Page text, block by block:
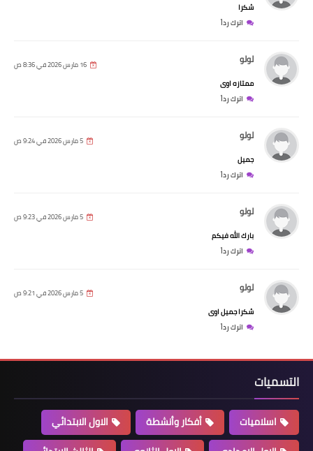
شكرا
اترك رداً
لولو 16 مارس 2026 في 8:36 ص
ممتازه اوى
اترك رداً
لولو 5 مارس 2026 في 9:24 ص
جميل
اترك رداً
لولو 5 مارس 2026 في 9:23 ص
بارك الله فيكم
اترك رداً
لولو 5 مارس 2026 في 9:21 ص
شكرا جميل اوى
اترك رداً
التسميات
اسلاميات أفكار وأنشطة
الاول الابتدائي